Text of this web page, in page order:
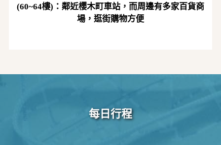
(60~64樓)： 鄰近櫻木町車站 ， 而周邊有多家百貨商
場， 逛街購物方便
每日行程